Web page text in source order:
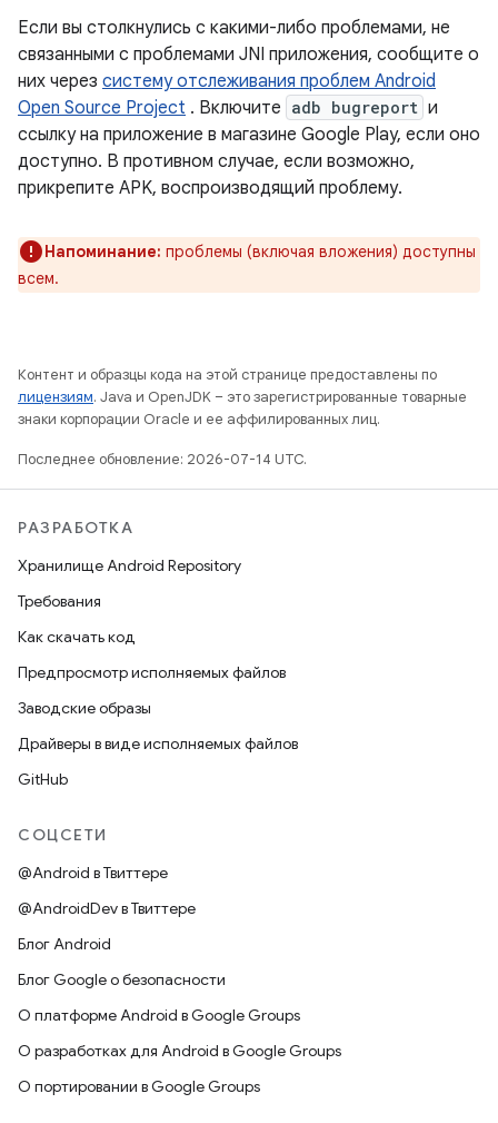
Если вы столкнулись с какими-либо проблемами, не
связанными с проблемами JNI приложения, сообщите о
них через систему отслеживания проблем Android
Open Source Project . Включите adb bugreport и
ссылку на приложение в магазине Google Play, если оно
доступно. В противном случае, если возможно,
прикрепите APK, воспроизводящий проблему.
Напоминание: проблемы (включая вложения) доступны
всем.
Контент и образцы кода на этой странице предоставлены по
лицензиям. Java и OpenJDK – это зарегистрированные товарные
знаки корпорации Oracle и ее аффилированных лиц.
Последнее обновление: 2026-07-14 UTC.
РАЗРАБОТКА
Хранилище Android Repository
Требования
Как скачать код
Предпросмотр исполняемых файлов
Заводские образы
Драйверы в виде исполняемых файлов
GitHub
СОЦСЕТИ
@Android в Твиттере
@AndroidDev в Твиттере
Блог Android
Блог Google о безопасности
О платформе Android в Google Groups
О разработках для Android в Google Groups
О портировании в Google Groups